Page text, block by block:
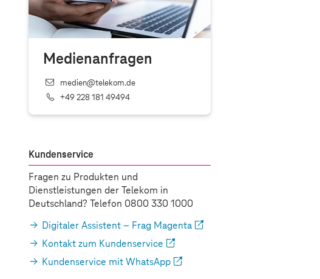
Medienanfragen
medien@telekom.de
+49 228 181 49494
Kundenservice
Fragen zu Produkten und
Dienstleistungen der Telekom in
Deutschland? Telefon 0800 330 1000
Digitaler Assistent – Frag Magenta
Kontakt zum Kundenservice
Kundenservice mit WhatsApp